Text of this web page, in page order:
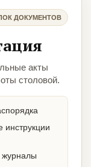
ДОКУМЕНТОВ
акты
столовой.
инструкции
журналы